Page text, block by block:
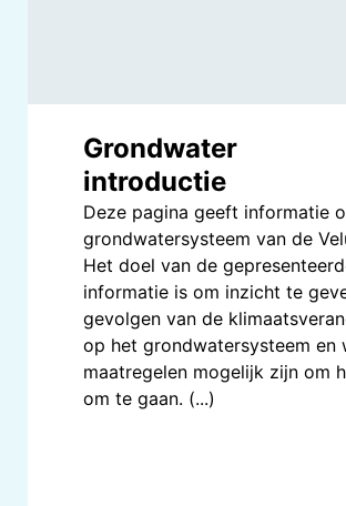
Grondwater
introductie
Deze pagina geeft informatie
grondwatersysteem van de
Het doel van de
informatie is om inzicht te
gevolgen van de
op het grondwatersysteem en
maatregelen mogelijk zijn om
om te gaan. (...)